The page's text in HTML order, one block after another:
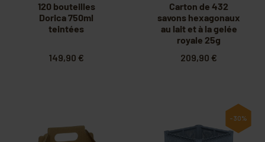
120 bouteilles
Dorica 750ml
teintées
149,90 €
Carton de 432
savons hexagonaux
au lait et à la gelée
royale 25g
209,90 €
-30%